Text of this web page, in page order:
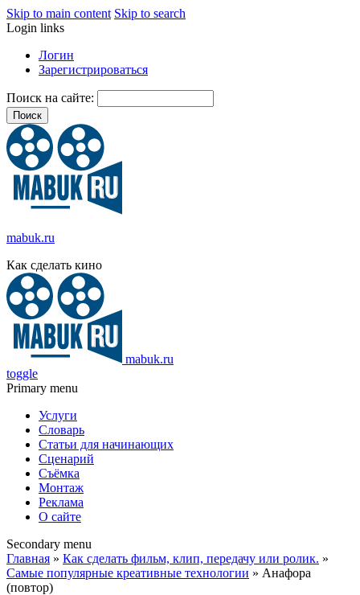
Skip to main content Skip to search
Login links
Логин
Зарегистрироваться
Поиск на сайте:
mabuk.ru
Как сделать кино
mabuk.ru
toggle
Primary menu
Услуги
Словарь
Статьи для начинающих
Сценарий
Съёмка
Монтаж
Реклама
О сайте
Secondary menu
Главная » Как сделать фильм, клип, передачу или ролик. »
Самые популярные креативные технологии » Анафора
(повтор)